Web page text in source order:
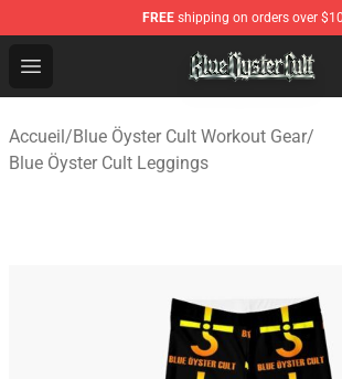
FREE shipping on orders over
Open menu
Blue Öyster Cult Store - Official
Accueil/Blue Öyster Cult Workout Gear/
Blue Öyster Cult Leggings